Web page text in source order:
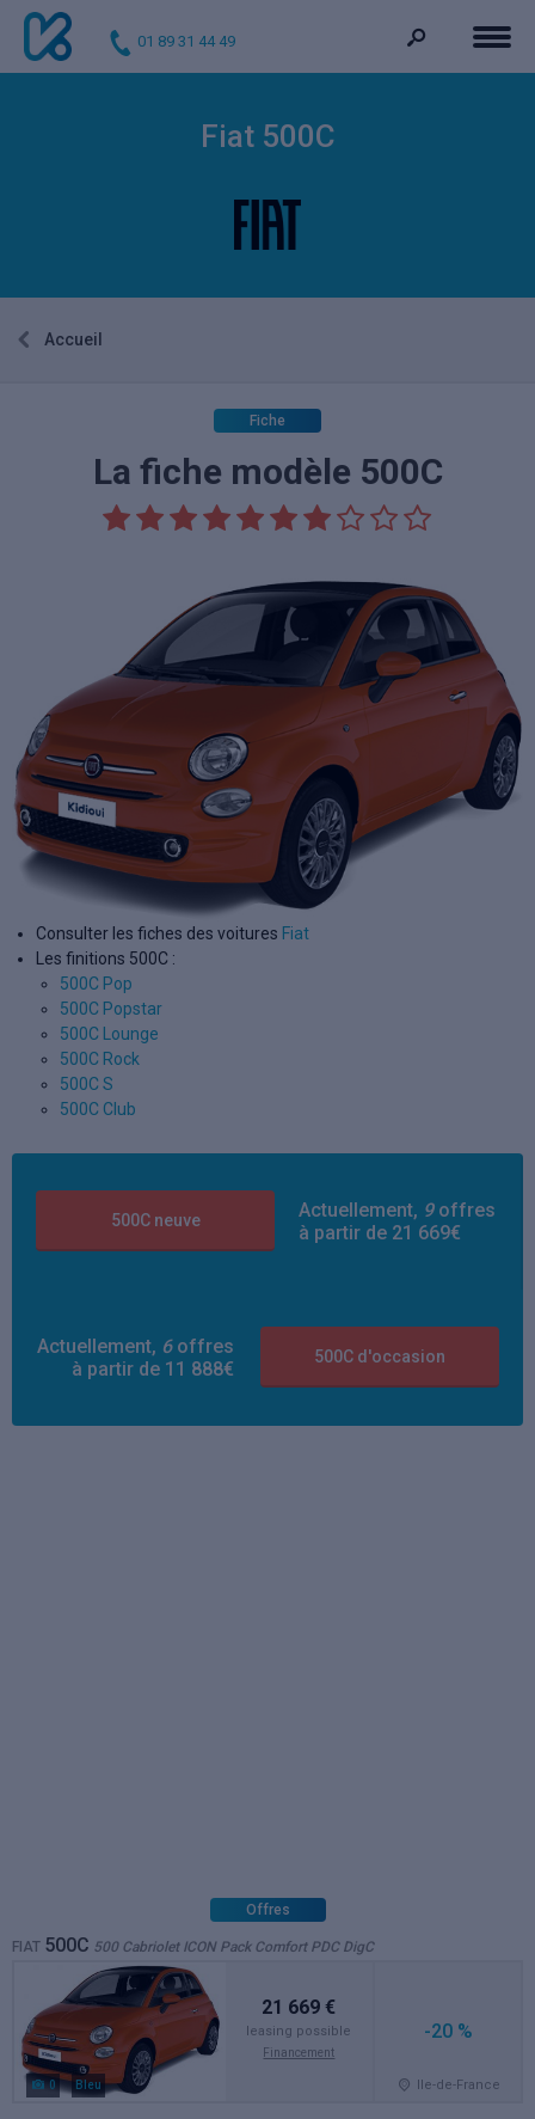
01 89 31 44 49
Fiat 500C
Accueil
Fiche
La fiche modèle 500C
Consulter les fiches des voitures Fiat
Les finitions 500C :
500C Pop
500C Popstar
500C Lounge
500C Rock
500C S
500C Club
500C neuve Actuellement, 9offres
à partir de 21 669€
Actuellement, 6offres
à partir de 11 888€
500C d'occasion
Offres
FIAT 500C 500 Cabriolet ICON Pack Comfort PDC DigC
0 Bleu
21 669 €
leasing possible
Financement
-20 %
Ile-de-France